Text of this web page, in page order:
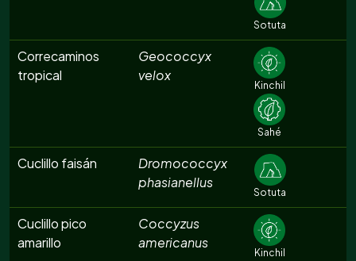
Sotuta
Correcaminos
tropical
Geococcyx
velox
Kinchil
Sahé
Cuclillo faisán
Dromococcyx
phasianellus
Sotuta
Cuclillo pico
amarillo
Coccyzus
americanus
Kinchil